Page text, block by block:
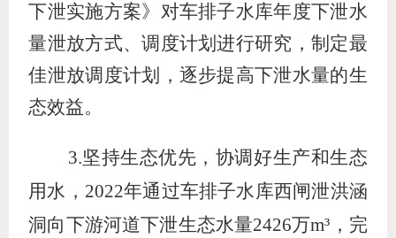
下泄实施方案》对车排子水库年度下泄水
量泄放方式、调度计划进行研究，制定最
佳泄放调度计划，逐步提高下泄水量的生
态效益。
3.坚持生态优先，协调好生产和生态
用水， 2022年通过车排子水库西闸泄洪涵
洞向下游河道下泄生态水量2426万m³ ，完